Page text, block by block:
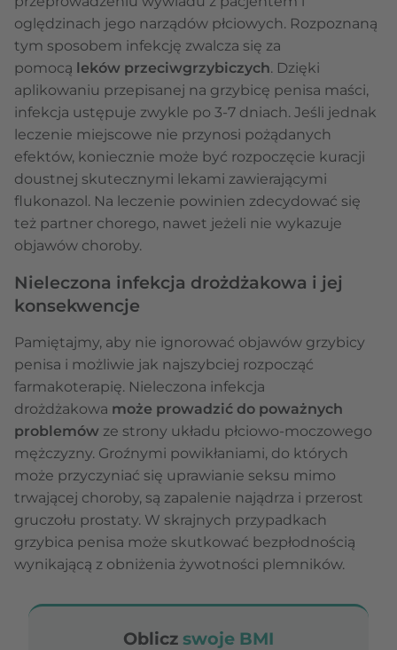
oględzinach jego narządów płciowych. Rozpoznaną
tym sposobem infekcję zwalcza się za
pomocą leków przeciwgrzybiczych. Dzięki
aplikowaniu przepisanej na grzybicę penisa maści,
infekcja ustępuje zwykle po 3-7 dniach. Jeśli jednak
leczenie miejscowe nie przynosi pożądanych
efektów, koniecznie może być rozpoczęcie kuracji
doustnej skutecznymi lekami zawierającymi
flukonazol. Na leczenie powinien zdecydować się
też partner chorego, nawet jeżeli nie wykazuje
objawów choroby.
Nieleczona infekcja drożdżakowa i jej
konsekwencje
Pamiętajmy, aby nie ignorować objawów grzybicy
penisa i możliwie jak najszybciej rozpocząć
farmakoterapię. Nieleczona infekcja
drożdżakowa może prowadzić do poważnych
problemów ze strony układu płciowo-moczowego
mężczyzny. Groźnymi powikłaniami, do których
może przyczyniać się uprawianie seksu mimo
trwającej choroby, są zapalenie najądrza i przerost
gruczołu prostaty. W skrajnych przypadkach
grzybica penisa może skutkować bezpłodnością
wynikającą z obniżenia żywotności plemników.
Oblicz swoje BMI